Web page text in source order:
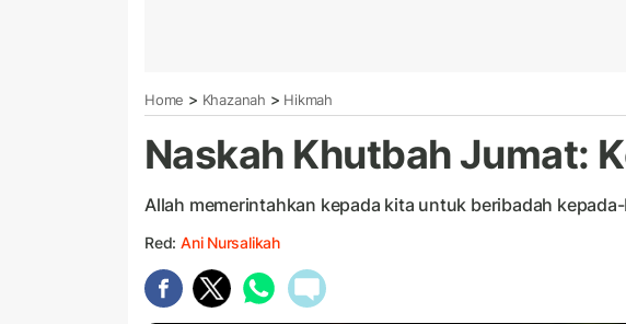
Home > Khazanah > Hikmah
Naskah Khutbah Jumat:
Allah memerintahkan kepada kita untuk beribadah
Red: Ani Nursalikah